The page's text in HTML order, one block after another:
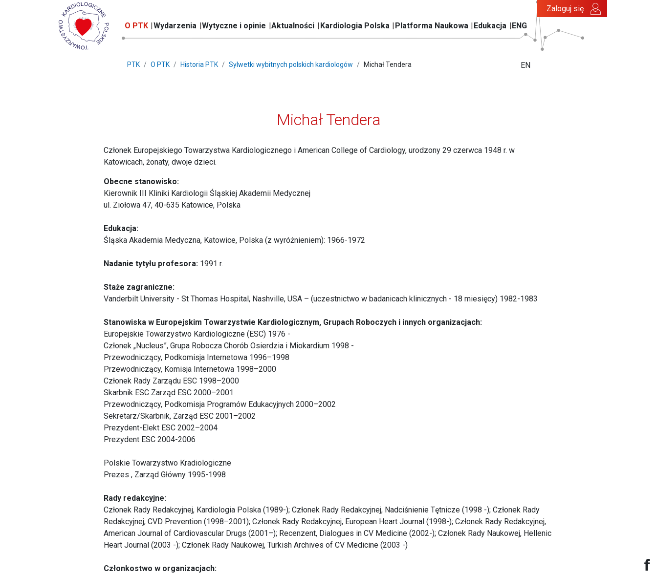
O PTK Wydarzenia Wytyczne i opinie Aktualności Kardiologia Polska Platforma Naukowa Edukacja ENG
Zaloguj się
PTK O PTK Historia PTK Sylwetki wybitnych polskich kardiologów Michał Tendera EN
Michał Tendera
Członek Europejskiego Towarzystwa Kardiologicznego i American College of Cardiology, urodzony 29 czerwca 1948 r. w
Katowicach, żonaty, dwoje dzieci.
Obecne stanowisko:
Kierownik III Kliniki Kardiologii Śląskiej Akademii Medycznej
ul. Ziołowa 47, 40-635 Katowice, Polska
Edukacja:
Śląska Akademia Medyczna, Katowice, Polska (z wyróżnieniem): 1966-1972
Nadanie tytyłu profesora: 1991 r.
Staże zagraniczne:
Vanderbilt University - St Thomas Hospital, Nashville, USA – (uczestnictwo w badanicach klinicznych - 18 miesięcy) 1982-1983
Stanowiska w Europejskim Towarzystwie Kardiologicznym, Grupach Roboczych i innych organizacjach:
Europejskie Towarzystwo Kardiologiczne (ESC) 1976 -
Członek „Nucleus”, Grupa Robocza Chorób Osierdzia i Miokardium 1998 -
Przewodniczący, Podkomisja Internetowa 1996–1998
Przewodniczący, Komisja Internetowa 1998–2000
Członek Rady Zarządu ESC 1998–2000
Skarbnik ESC Zarząd ESC 2000–2001
Przewodniczący, Podkomisja Programów Edukacyjnych 2000–2002
Sekretarz/Skarbnik, Zarząd ESC 2001–2002
Prezydent-Elekt ESC 2002–2004
Prezydent ESC 2004-2006
Polskie Towarzystwo Kradiologiczne
Prezes , Zarząd Główny 1995-1998
Rady redakcyjne:
Członek Rady Redakcyjnej, Kardiologia Polska (1989-); Członek Rady Redakcyjnej, Nadciśnienie Tętnicze (1998 -); Członek Rady
Redakcyjnej, CVD Prevention (1998–2001); Członek Rady Redakcyjnej, European Heart Journal (1998-); Członek Rady Redakcyjnej,
American Journal of Cardiovascular Drugs (2001–); Recenzent, Dialogues in CV Medicine (2002-); Członek Rady Naukowej, Hellenic
Heart Journal (2003 -); Członek Rady Naukowej, Turkish Archives of CV Medicine (2003 -)
Członkostwo w organizacjach: